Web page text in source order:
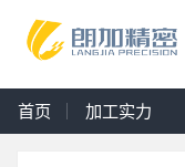
首页 加工实力